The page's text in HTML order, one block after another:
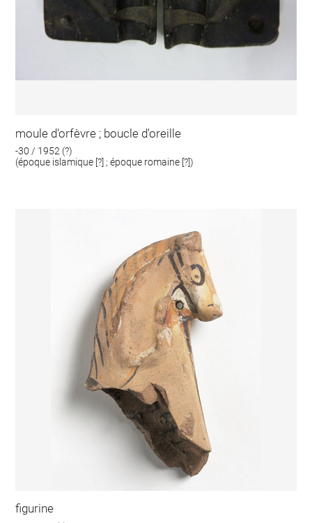
moule d'orfèvre ; boucle d'oreille
-30 / 1952 (?)
(époque islamique [?] ; époque romaine [?])
figurine